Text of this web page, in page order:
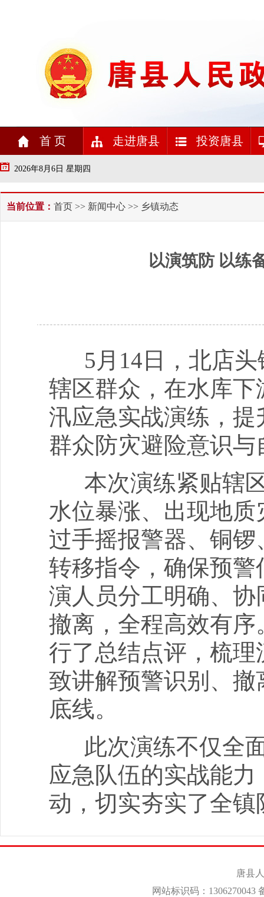
首 页 走进唐县 投资唐县
2026年8月6日 星期四
当前位置： 首页 >> 新闻中心 >> 乡镇动态
以演筑防 以练
5月14日，北店头
辖区群众，在水库
汛应急实战演练，
群众防灾避险意识
本次演练紧贴辖区
水位暴涨、出现地
过手摇报警器、铜
转移指令，确保预
演人员分工明确、
撤离，全程高效有
行了总结点评，梳
致讲解预警识别、
底线。
此次演练不仅全面
应急队伍的实战能
动，切实夯实了全
唐县
网站标识码：1306270043